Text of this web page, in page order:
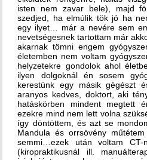
isten nem zavar bele), majd
szedjed, ha elmúlik tök jó ha
egy ilyet… már a nevére sem
nevetségesnek tartottam már
akarnak tömni engem
életemben nem voltam
helyzetekre gondolok ahol
ilyen dolgoknál én sosem
kerestünk egy másik gégészt
aranyos kedves, doktort, aki
hatáskörben mindent megtett
ezekre mind nem lett volna
így döntöttem, és azt se
Mandula és orrsövény
semmi…ezek után voltam CT-
(kiropraktikusnál ill.